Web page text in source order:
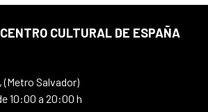
CULTURAL DE ESPAÑA
(Metro Salvador)
10:00 a 20:00 h